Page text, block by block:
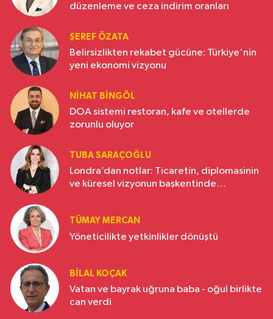
düzenleme ve ceza indirim oranları
ŞEREF ÖZATA
Belirsizlikten rekabet gücüne: Türkiye'nin
yeni ekonomi vizyonu
NIHAT BINGÖL
DOA sistemi restoran, kafe ve otellerde
zorunlu oluyor
TUBA SARAÇOĞLU
Londra’dan notlar: Ticaretin, diplomasinin
ve küresel vizyonun başkentinde
TÜMAY MERCAN
Yöneticilikte yetkinlikler dönüştü
BILAL KOÇAK
Vatan ve bayrak uğruna baba - oğul birlikte
can verdi